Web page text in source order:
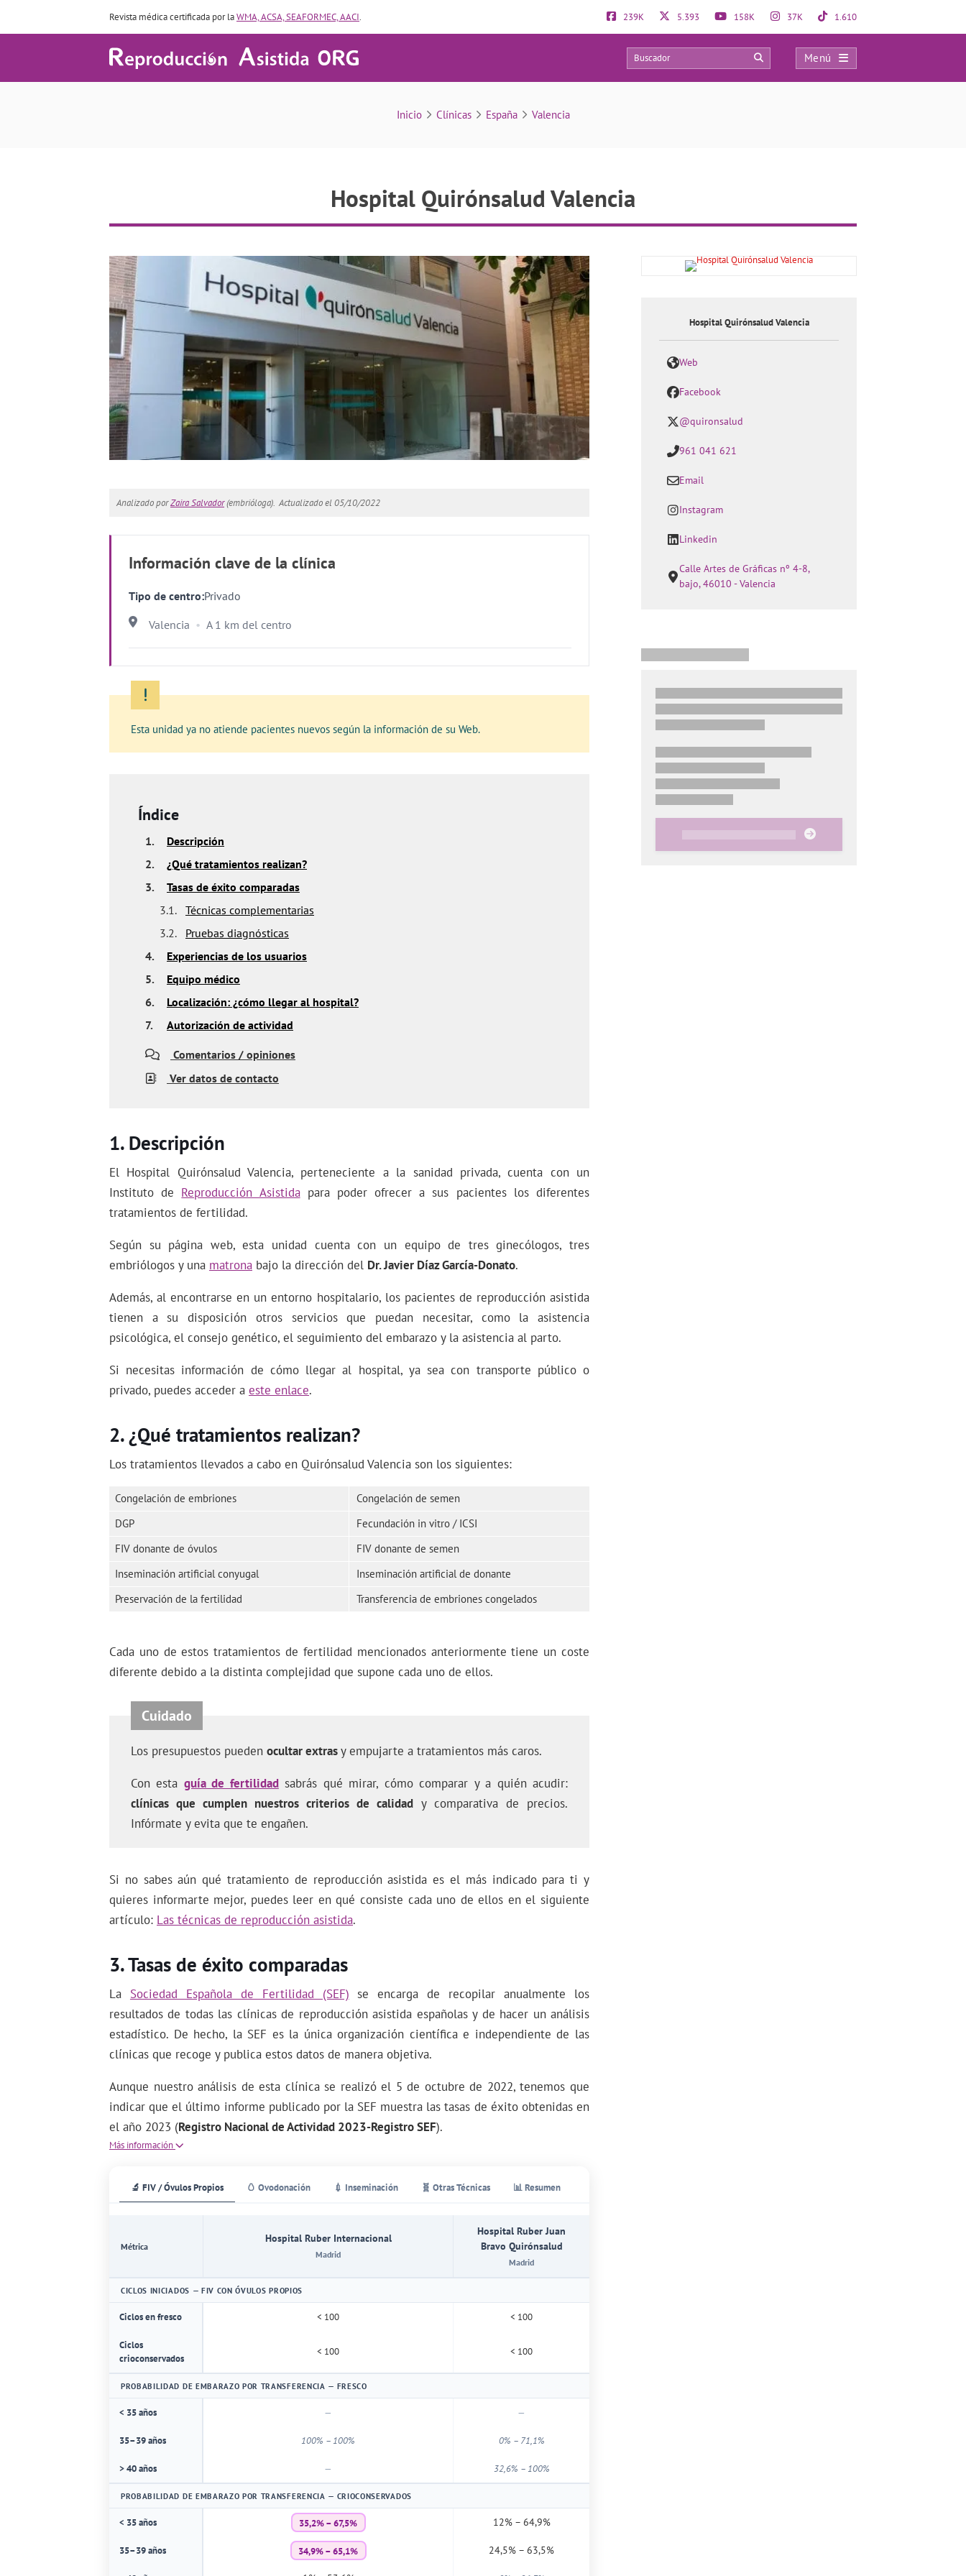
Revista médica certificada por laWMA, ACSA, SEAFORMEC, AACI. 239K 5.393 158K 37K 1.610
Menú
Hospital Quirónsalud Valencia
49 6
Inicio Clínicas España Valencia
Hospital Quirónsalud Valencia
Analizado porZaira Salvador(embrióloga). Actualizado el 05/10/2022
Información clave de la clínica
Tipo de centro:Privado
Valencia
A 1 km del centro
Esta unidad ya no atiende pacientes nuevos según la información de su Web.
Índice
1.
Descripción
2.
¿Qué tratamientos realizan?
3.
Tasas de éxito comparadas
3.1. Técnicas complementarias
3.2.
Pruebas diagnósticas
4.
Experiencias de los usuarios
5.
Equipo médico
6.
Localización: ¿cómo llegar al hospital?
7.
Autorización de actividad
Comentarios / opiniones
Ver datos de contacto
Descripción
El Hospital Quirónsalud Valencia, perteneciente a la sanidad privada, cuenta con un
Instituto de Reproducción Asistidapara poder ofrecer a sus pacientes los diferentes
tratamientos de fertilidad.
Según su página web, esta unidad cuenta con un equipo de tres ginecólogos, tres
embriólogos y una matrona bajo la dirección del Dr. Javier Díaz García-Donato.
Además, al encontrarse en un entorno hospitalario, los pacientes de reproducción asistida
tienen a su disposición otros servicios que puedan necesitar, como la asistencia
psicológica, el consejo genético, el seguimiento del embarazo y la asistencia al parto.
Si necesitas información de cómo llegar al hospital, ya sea con transporte público o
privado, puedes acceder a este enlace.
¿Qué tratamientos realizan?
Los tratamientos llevados a cabo en Quirónsalud Valencia son los siguientes:
Congelación de embriones
Congelación de semen
DGP
Fecundación in vitro / ICSI
FIV donante de óvulos
FIV donante de semen
Inseminación artificial conyugal
Inseminación artificial de donante
Preservación de la fertilidad
Transferencia de embriones congelados
Cada uno de estos tratamientos de fertilidad mencionados anteriormente tiene un coste
diferente debido a la distinta complejidad que supone cada uno de ellos.
Los presupuestos pueden ocultar extrasy empujarte a tratamientos más caros.
Con esta guía de fertilidadsabrás qué mirar, cómo comparar y a quién acudir:
clínicas que cumplen nuestros criterios de calidad y comparativa de precios.
Infórmate y evita que te engañen.
Si no sabes aún qué tratamiento de reproducción asistida es el más indicado para ti y
quieres informarte mejor, puedes leer en qué consiste cada uno de ellos en el siguiente
artículo: Las técnicas de reproducción asistida.
Tasas de éxito comparadas
La Sociedad Española de Fertilidad (SEF) se encarga de recopilar anualmente los
resultados de todas las clínicas de reproducción asistida españolas y de hacer un análisis
estadístico. De hecho, la SEF es la única organización científica e independiente de las
clínicas que recoge y publica estos datos de manera objetiva.
Aunque nuestro análisis de esta clínica se realizó el 5 de octubre de 2022, tenemos que
indicar que el último informe publicado por la SEF muestra las tasas de éxito obtenidas en
el año 2023 (Registro Nacional de Actividad 2023-Registro SEF).
Más información
🔬 FIV / Óvulos Propios 🥚 Ovodonación 💉 Inseminación 🧬 Otras Técnicas 📊 Resumen
Métrica
Hospital Ruber Internacional
Madrid
Hospital Ruber Juan
Bravo Quirónsalud
Madrid
CICLOS INICIADOS — FIV CON ÓVULOS PROPIOS
Ciclos en fresco < 100 < 100
Ciclos
crioconservados
< 100 < 100
PROBABILIDAD DE EMBARAZO POR TRANSFERENCIA — FRESCO
< 35 años — —
35–39 años 100% – 100% 0% – 71,1%
> 40 años — 32,6% – 100%
PROBABILIDAD DE EMBARAZO POR TRANSFERENCIA — CRIOCONSERVADOS
< 35 años 35,2% – 67,5% 12% – 64,9%
35–39 años 34,9% – 65,1% 24,5% – 63,5%
Hospital Quirónsalud Valencia
Web
Facebook
@quironsalud
961 041 621
Email
Instagram
Linkedin
Calle Artes de Gráficas nº 4-8,
bajo, 46010 - Valencia